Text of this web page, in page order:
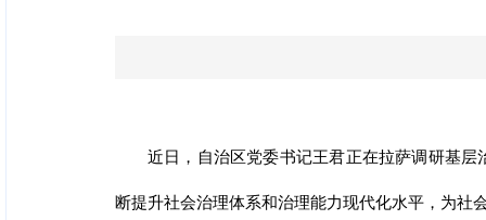
近日，自治区党委书记王君正在拉萨调研基
断提升社会治理体系和治理能力现代化水平，为社